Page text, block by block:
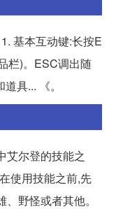
基本互动键:长按E
栏)。ESC调出随
具... 《。
艾尔登的技能之
使用技能之前,先
野怪或者其他。